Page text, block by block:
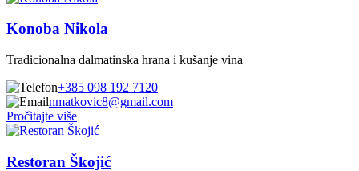
Konoba Nikola
Tradicionalna dalmatinska hrana i kušanje vina
+385 098 192 7120
nmatkovic8@gmail.com
Pročitajte više
Restoran Škojić